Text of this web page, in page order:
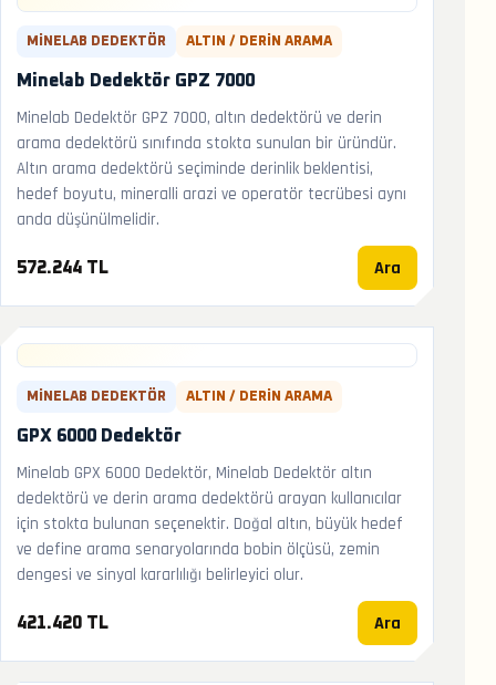
MINELAB DEDEKTÖR ALTIN / DERIN ARAMA
Minelab Dedektör GPZ 7000
Minelab Dedektör GPZ 7000, altın dedektörü ve derin
arama dedektörü sınıfında stokta sunulan bir üründür.
Altın arama dedektörü seçiminde derinlik beklentisi,
hedef boyutu, mineralli arazi ve operatör tecrübesi aynı
anda düşünülmelidir.
572.244 TL Ara
MINELAB DEDEKTÖR ALTIN / DERIN ARAMA
GPX 6000 Dedektör
Minelab GPX 6000 Dedektör, Minelab Dedektör altın
dedektörü ve derin arama dedektörü arayan kullanıcılar
için stokta bulunan seçenektir. Doğal altın, büyük hedef
ve define arama senaryolarında bobin ölçüsü, zemin
dengesi ve sinyal kararlılığı belirleyici olur.
421.420 TL Ara